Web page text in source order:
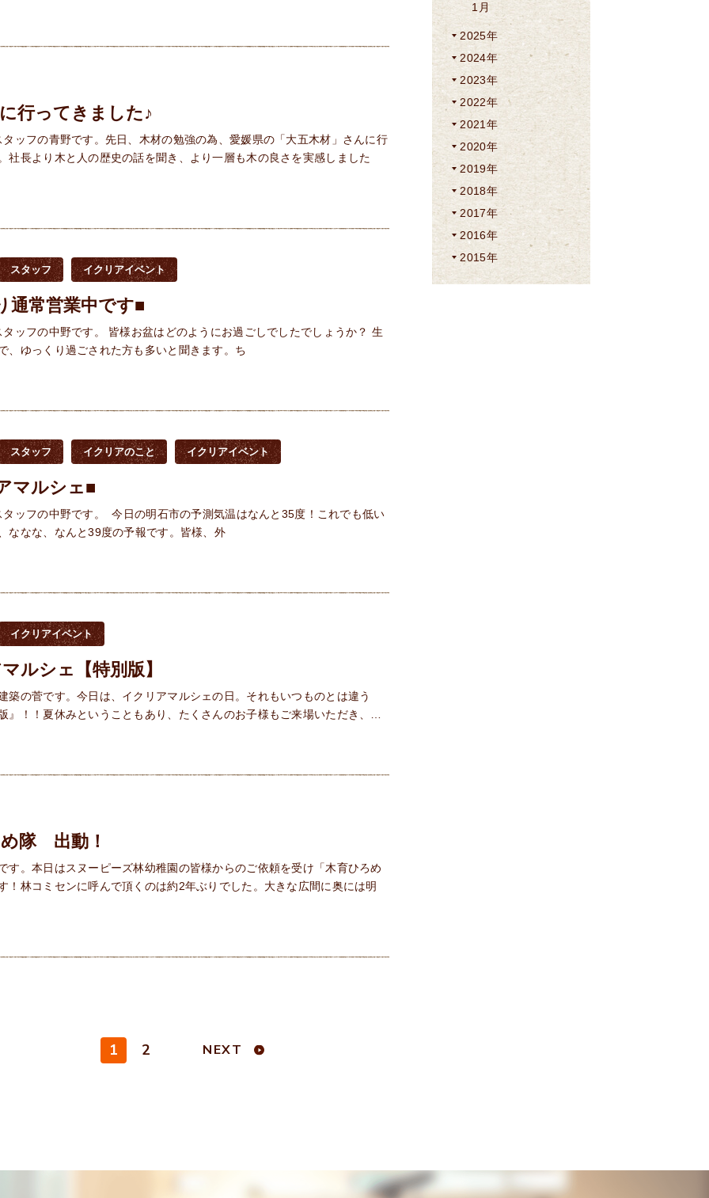
行ってきました♪
タッフの青野です。先日、木材の勉強の為、愛媛県の「大五木材」さんに行
社長より木と人の歴史の話を聞き、より一層も木の良さを実感しました
スタッフ イクリアイベント
通常営業中です■
タッフの中野です。 皆様お盆はどのようにお過ごしでしたでしょうか？ 生
、ゆっくり過ごされた方も多いと聞きます。ち
スタッフ イクリアのこと イクリアイベント
マルシェ■
タッフの中野です。 今日の明石市の予測気温はなんと35度！これでも低い
ななな、なんと39度の予報です。皆様、外
イクリアイベント
ルシェ【特別版】
築の菅です。今日は、イクリアマルシェの日。それもいつものとは違う
』！！夏休みということもあり、たくさんのお子様もご来場いただき、会
隊 出動！
す。本日はスヌーピーズ林幼稚園の皆様からのご依頼を受け「木育ひろめ
！林コミセンに呼んで頂くのは約2年ぶりでした。大きな広間に奥には明
1月
2025年
2024年
2023年
2022年
2021年
2020年
2019年
2018年
2017年
2016年
2015年
1 2 NEXT